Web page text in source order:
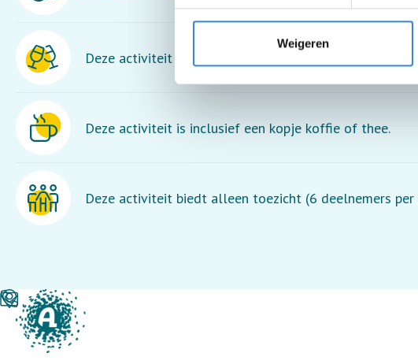
Weigeren
Deze activiteit is inclusief een drankje.
Deze activiteit is inclusief een kopje koffie of thee.
Deze activiteit biedt alleen toezicht (6 deelnemers